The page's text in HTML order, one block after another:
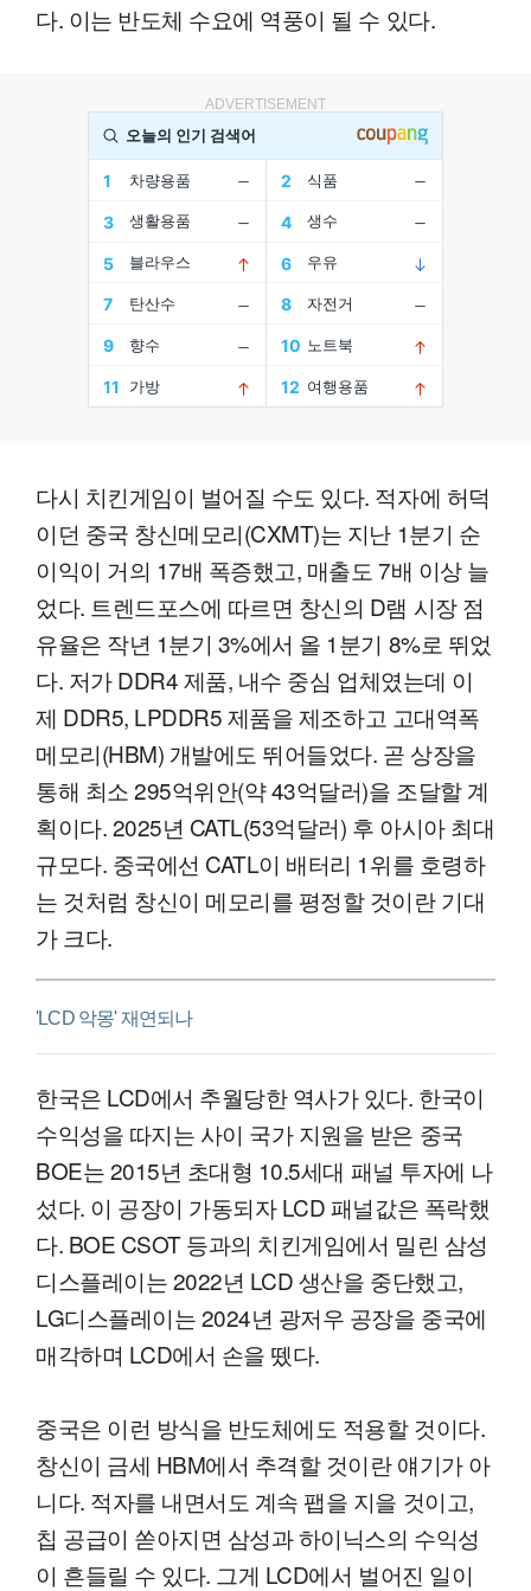
다. 이는 반도체 수요에 역풍이 될 수 있다.
ADVERTISEMENT
다시 치킨게임이 벌어질 수도 있다. 적자에 허덕
이던 중국 창신메모리(CXMT)는 지난 1분기 순
이익이 거의 17배 폭증했고, 매출도 7배 이상 늘
었다. 트렌드포스에 따르면 창신의 D램 시장 점
유율은 작년 1분기 3%에서 올 1분기 8%로 뛰었
다. 저가 DDR4 제품, 내수 중심 업체였는데 이
제 DDR5, LPDDR5 제품을 제조하고 고대역폭
메모리(HBM) 개발에도 뛰어들었다. 곧 상장을
통해 최소 295억위안(약 43억달러)을 조달할 계
획이다. 2025년 CATL(53억달러) 후 아시아 최대
규모다. 중국에선 CATL이 배터리 1위를 호령하
는 것처럼 창신이 메모리를 평정할 것이란 기대
가 크다.
'LCD 악몽' 재연되나
한국은 LCD에서 추월당한 역사가 있다. 한국이
수익성을 따지는 사이 국가 지원을 받은 중국
BOE는 2015년 초대형 10.5세대 패널 투자에 나
섰다. 이 공장이 가동되자 LCD 패널값은 폭락했
다. BOE CSOT 등과의 치킨게임에서 밀린 삼성
디스플레이는 2022년 LCD 생산을 중단했고,
LG디스플레이는 2024년 광저우 공장을 중국에
매각하며 LCD에서 손을 뗐다.
중국은 이런 방식을 반도체에도 적용할 것이다.
창신이 금세 HBM에서 추격할 것이란 얘기가 아
니다. 적자를 내면서도 계속 팹을 지을 것이고,
칩 공급이 쏟아지면 삼성과 하이닉스의 수익성
이 흔들릴 수 있다. 그게 LCD에서 벌어진 일이